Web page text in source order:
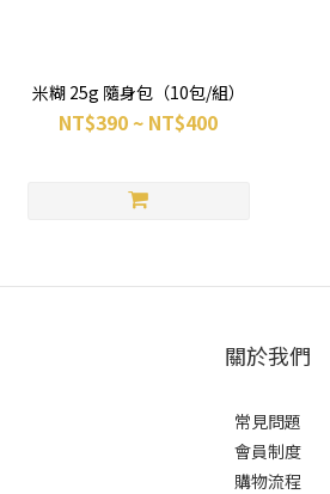
米糊 25g 隨身包（10包/組）
NT$390 ~ NT$400
關於我們
常見問題
會員制度
購物流程